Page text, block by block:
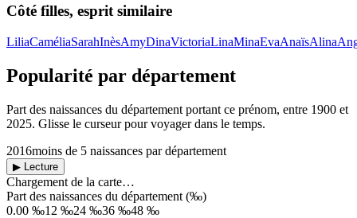
Côté filles, esprit similaire
LiliaCaméliaSarahInèsAmyDinaVictoriaLinaMinaEvaAnaïsAlina
Popularité par département
Part des naissances du département portant ce prénom, entre 1900 et
2025. Glisse le curseur pour voyager dans le temps.
2016moins de 5 naissances par département
▶ Lecture
Chargement de la carte…
Part des naissances du département (‰)
0.00 ‰12 ‰24 ‰36 ‰48 ‰